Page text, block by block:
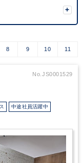
8 9 10 11
No.JS0001529
中途社員活躍中